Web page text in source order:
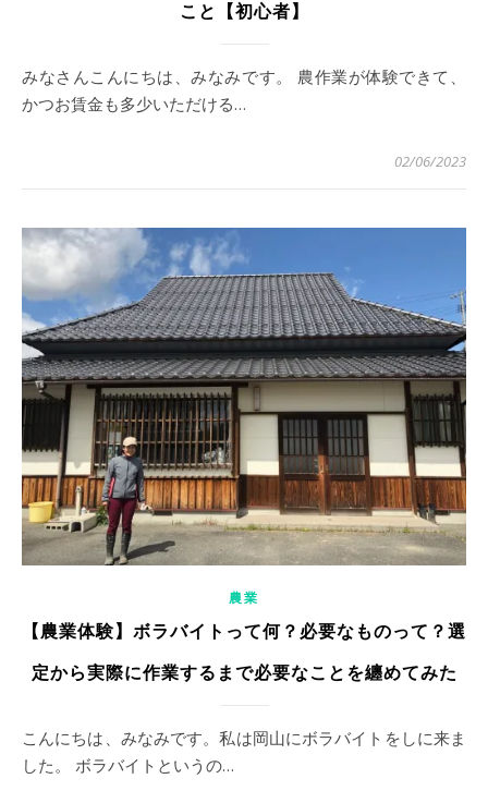
こと【初心者】
みなさんこんにちは、みなみです。 農作業が体験できて、
かつお賃金も多少いただける…
02/06/2023
農業
【農業体験】ボラバイトって何？必要なものって？選
定から実際に作業するまで必要なことを纏めてみた
こんにちは、みなみです。私は岡山にボラバイトをしに来ま
した。 ボラバイトというの…